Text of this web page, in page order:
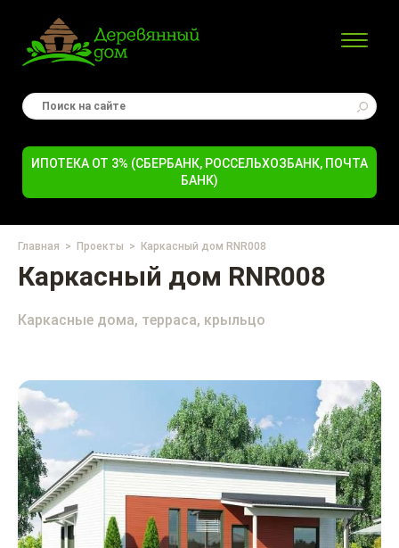
ИПОТЕКА ОТ 3% (СБЕРБАНК, РОССЕЛЬХОЗБАНК, ПОЧТА
БАНК)
Главная Проекты Каркасный дом RNR008
Каркасный дом RNR008
Каркасные дома, терраса, крыльцо